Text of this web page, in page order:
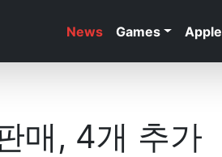
News Games Apple
매, 4개 추가